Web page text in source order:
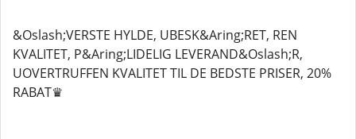
&Oslash;VERSTE HYLDE, UBESK&Aring;RET, REN
KVALITET, P&Aring;LIDELIG LEVERAND&Oslash;R,
UOVERTRUFFEN KVALITET TIL DE BEDSTE PRISER, 20%
RABAT♛